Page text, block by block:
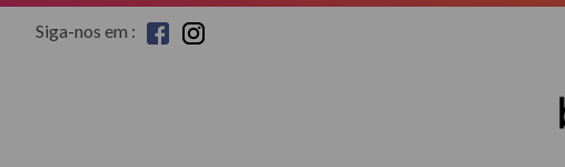
Siga-nos em :